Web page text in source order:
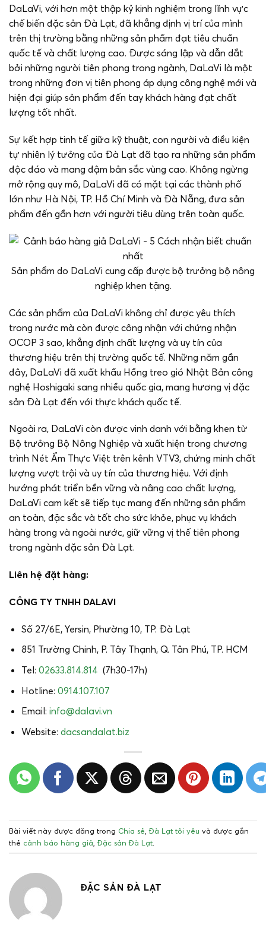
DaLaVi, với hơn một thập kỷ kinh nghiệm trong lĩnh vực
chế biến đặc sản Đà Lạt, đã khẳng định vị trí của mình
trên thị trường bằng những sản phẩm đạt tiêu chuẩn
quốc tế và chất lượng cao. Được sáng lập và dẫn dắt
bởi những người tiên phong trong ngành, DaLaVi là một
trong những đơn vị tiên phong áp dụng công nghệ mới và
hiện đại giúp sản phẩm đến tay khách hàng đạt chất
lượng tốt nhất.
Sự kết hợp tinh tế giữa kỹ thuật, con người và điều kiện
tự nhiên lý tưởng của Đà Lạt đã tạo ra những sản phẩm
độc đáo và mang đậm bản sắc vùng cao. Không ngừng
mở rộng quy mô, DaLaVi đã có mặt tại các thành phố
lớn như Hà Nội, TP. Hồ Chí Minh và Đà Nẵng, đưa sản
phẩm đến gần hơn với người tiêu dùng trên toàn quốc.
Sản phẩm do DaLaVi cung cấp được bộ trưởng bộ nông
nghiệp khen tặng.
Các sản phẩm của DaLaVi không chỉ được yêu thích
trong nước mà còn được công nhận với chứng nhận
OCOP 3 sao, khẳng định chất lượng và uy tín của
thương hiệu trên thị trường quốc tế. Những năm gần
đây, DaLaVi đã xuất khẩu Hồng treo gió Nhật Bản công
nghệ Hoshigaki sang nhiều quốc gia, mang hương vị đặc
sản Đà Lạt đến với thực khách quốc tế.
Ngoài ra, DaLaVi còn được vinh danh với bằng khen từ
Bộ trưởng Bộ Nông Nghiệp và xuất hiện trong chương
trình Nét Ẩm Thực Việt trên kênh VTV3, chứng minh chất
lượng vượt trội và uy tín của thương hiệu. Với định
hướng phát triển bền vững và nâng cao chất lượng,
DaLaVi cam kết sẽ tiếp tục mang đến những sản phẩm
an toàn, đặc sắc và tốt cho sức khỏe, phục vụ khách
hàng trong và ngoài nước, giữ vững vị thế tiên phong
trong ngành đặc sản Đà Lạt.
Liên hệ đặt hàng:
CÔNG TY TNHH DALAVI
Số 27/6E, Yersin, Phường 10, TP. Đà Lạt
851 Trường Chinh, P. Tây Thạnh, Q. Tân Phú, TP. HCM
Tel: 02633.814.814 (7h30-17h)
Hotline: 0914.107.107
Email: info@dalavi.vn
Website: dacsandalat.biz
Bài viết này được đăng trong Chia sẻ ,Đà Lạt tôi yêu và được gắn
thẻ cảnh báo hàng giả ,Đặc sản Đà Lạt
ĐẶC SẢN ĐÀ LẠT